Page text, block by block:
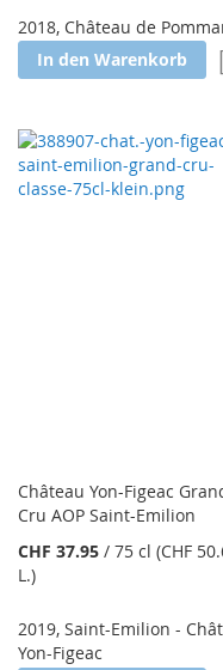
2018, Château de
In den Warenkorb
Château Yon-Figeac
Cru AOP Saint-Emilion
CHF 37.95 / 75 cl (CHF
L.)
2019, Saint-Emilion -
Yon-Figeac